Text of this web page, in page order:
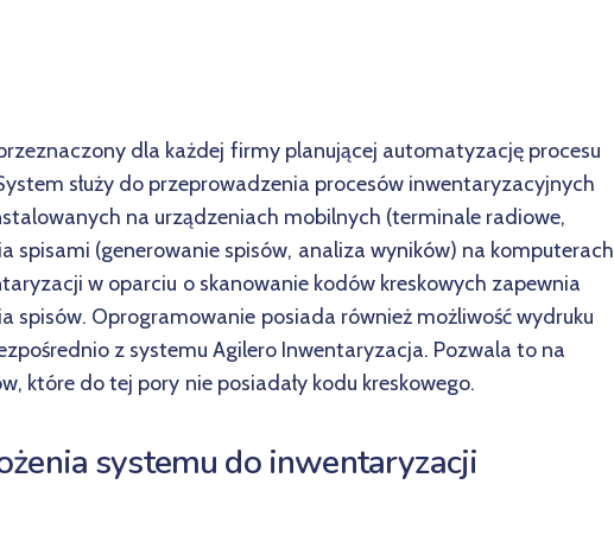
dla każdej firmy planującej automatyzację procesu
służy do przeprowadzenia procesów inwentaryzacyjnych
na urządzeniach mobilnych (terminale radiowe,
spisami (generowanie spisów, analiza wyników) na komputerach
w oparciu o skanowanie kodów kreskowych zapewnia
spisów. Oprogramowanie posiada również możliwość wydruku
z systemu Agilero Inwentaryzacja. Pozwala to na
które do tej pory nie posiadały kodu kreskowego.
systemu do inwentaryzacji